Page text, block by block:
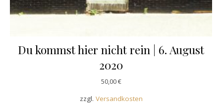
Du kommst hier nicht rein | 6. August
2020
50,00€
zzgl. Versandkosten